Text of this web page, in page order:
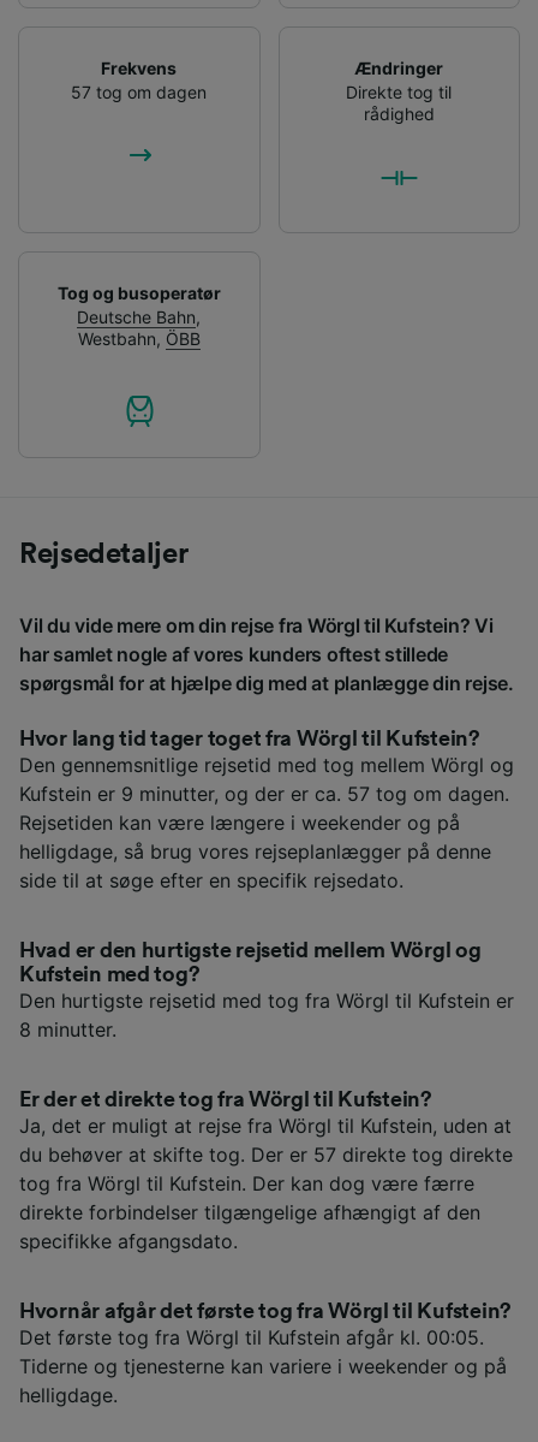
Frekvens
57 tog om dagen
Ændringer
Direkte tog til
rådighed
Tog og busoperatør
Deutsche Bahn,
Westbahn, ÖBB
Rejsedetaljer
Vil du vide mere om din rejse fra Wörgl til Kufstein? Vi
har samlet nogle af vores kunders oftest stillede
spørgsmål for at hjælpe dig med at planlægge din rejse.
Hvor lang tid tager toget fra Wörgl til Kufstein?
Den gennemsnitlige rejsetid med tog mellem Wörgl og
Kufstein er 9 minutter, og der er ca. 57 tog om dagen.
Rejsetiden kan være længere i weekender og på
helligdage, så brug vores rejseplanlægger på denne
side til at søge efter en specifik rejsedato.
Hvad er den hurtigste rejsetid mellem Wörgl og
Kufstein med tog?
Den hurtigste rejsetid med tog fra Wörgl til Kufstein er
8 minutter.
Er der et direkte tog fra Wörgl til Kufstein?
Ja, det er muligt at rejse fra Wörgl til Kufstein, uden at
du behøver at skifte tog. Der er 57 direkte tog direkte
tog fra Wörgl til Kufstein. Der kan dog være færre
direkte forbindelser tilgængelige afhængigt af den
specifikke afgangsdato.
Hvornår afgår det første tog fra Wörgl til Kufstein?
Det første tog fra Wörgl til Kufstein afgår kl. 00:05.
Tiderne og tjenesterne kan variere i weekender og på
helligdage.